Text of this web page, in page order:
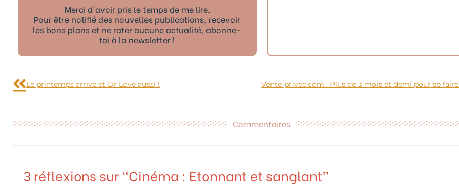
Merci d'avoir pris le temps de me lire.
Pour être notifié des nouvelles publications, recevoir
les bons plans et ne rater aucune actualité, abonne-
toi à la newsletter !
Le printemps arrive et Dr Love aussi !
Commentaires
3 réflexions sur “Cinéma : Etonnant et sanglant”